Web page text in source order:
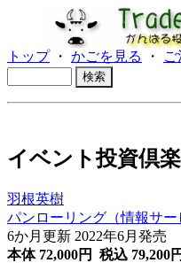
トップ・ かごを見る ・
イベント投資倶
羽根英樹
パンローリング（情報サー
6か月更新 2022年6月発売
本体 72,000円 税込 79,200円